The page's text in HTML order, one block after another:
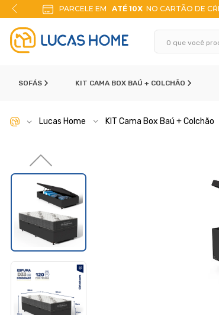
10% DE DESCONTONO PIX
SOFÁS KIT CAMA BOX BAÚ + COLCHÃO
Lucas Home KIT Cama Box Baú + Colchão